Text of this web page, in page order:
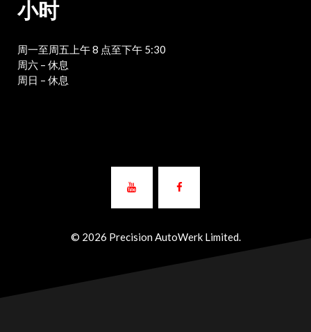
小时
周一至周五上午 8 点至下午 5:30
周六 – 休息
周日 – 休息
© 2026 Precision AutoWerk Limited.